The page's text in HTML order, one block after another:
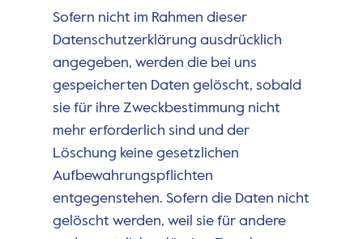
Sofern nicht im Rahmen dieser
Datenschutzerklärung ausdrücklich
angegeben, werden die bei uns
gespeicherten Daten gelöscht, sobald
sie für ihre Zweckbestimmung nicht
mehr erforderlich sind und der
Löschung keine gesetzlichen
Aufbewahrungspflichten
entgegenstehen. Sofern die Daten nicht
gelöscht werden, weil sie für andere